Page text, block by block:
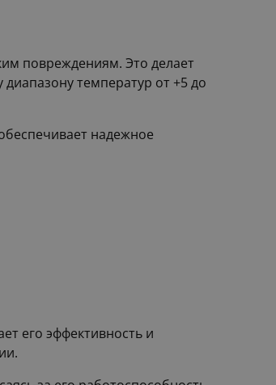
повреждениям. Это делает
температур от +5 до
надежное
его эффективность и